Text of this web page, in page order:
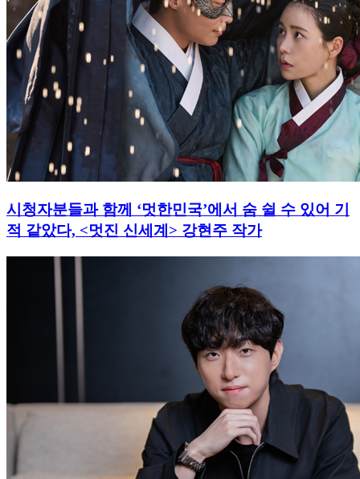
시청자분들과 함께 ‘멋한민국’에서 숨 쉴 수 있어 기
적 같았다, <멋진 신세계> 강현주 작가